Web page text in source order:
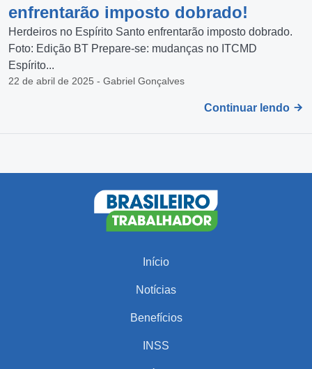
enfrentarão imposto dobrado!
Herdeiros no Espírito Santo enfrentarão imposto dobrado.
Foto: Edição BT Prepare-se: mudanças no ITCMD
Espírito...
22 de abril de 2025 - Gabriel Gonçalves
Continuar lendo
Início
Notícias
Benefícios
INSS